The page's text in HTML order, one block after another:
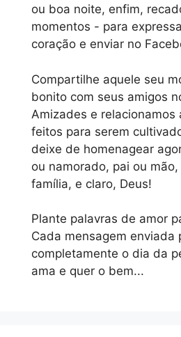
ou boa noite, enfim,
momentos - para
coração e enviar no
Compartilhe aquele seu
bonito com seus amigos
Amizades e relacionamos
feitos para serem
deixe de homenagear
ou namorado, pai ou
família, e claro, Deus!
Plante palavras de amor
Cada mensagem enviada
completamente o dia da
ama e quer o bem...